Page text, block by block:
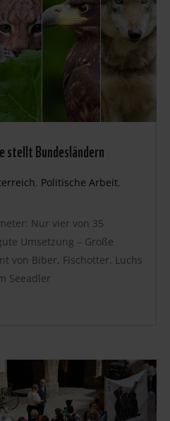
stellt Bundesländern
, Politische Arbeit,
Nur vier von 35
Umsetzung – Große
von Biber, Fischotter, Luchs
Seeadler